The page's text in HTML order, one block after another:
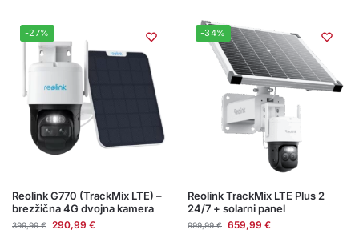
-27%
Reolink G770 (TrackMix LTE) –
brezžična 4G dvojna kamera
399,99€ 290,99 €
-34%
Reolink TrackMix LTE Plus 2
24/7 + solarni panel
999,99€ 659,99 €